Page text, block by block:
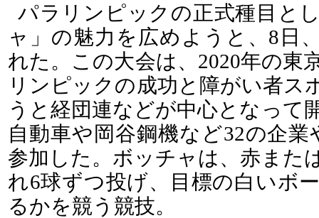
パラリンピックの正式種目と
ャ」の魅力を広めようと、8日
れた。この大会は、2020年の東
リンピックの成功と障がい者ス
うと経団連などが中心となって
自動車や岡谷鋼機など32の企
参加した。ボッチャは、赤また
れ6球ずつ投げ、目標の白いボ
るかを競う競技。